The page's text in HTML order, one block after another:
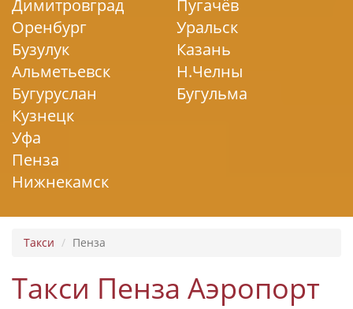
Димитровград
Пугачёв
Оренбург
Бузулук
Альметьевск
Бугуруслан
Уральск
Казань
Н.Челны
Бугульма
Кузнецк
Уфа
Пенза
Нижнекамск
Такси Пенза
Такси Пенза Аэропорт